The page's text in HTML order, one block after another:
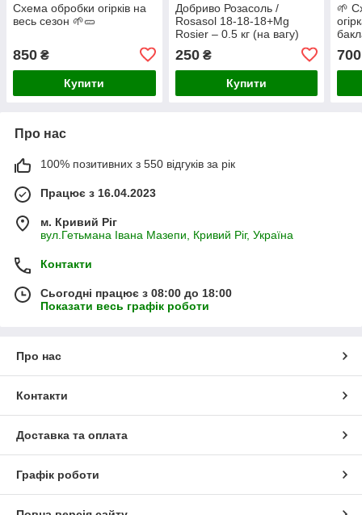
Схема обробки огірків на
весь сезон 🌱🥒
850 ₴
Купити
Добриво Розасоль /
Rosasol 18-18-18+Mg
Rosier – 0.5 кг (на вагу)
250₴
Купити
🌱
700
Про нас
100% позитивних з 550 відгуків за рік
Працює з 16.04.2023
м. Кривий Ріг
вул.Гетьмана Івана Мазепи, Кривий Ріг, Україна
Контакти
Сьогодні працює з 08:00 до 18:00
Показати весь графік роботи
Про нас
Контакти
Доставка та оплата
Графік роботи